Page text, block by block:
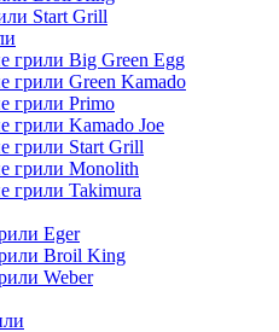
Start Grill
грили Big Green Egg
грили Green Kamado
грили Primo
грили Kamado Joe
грили Start Grill
грили Monolith
грили Takimura
Eger
Broil King
Weber